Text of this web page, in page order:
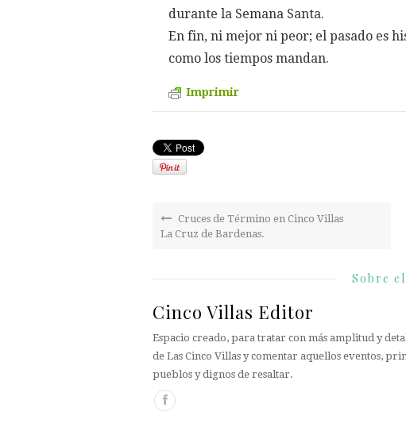
durante la Semana Santa.
En fin, ni mejor ni peor; el pasado es
como los tiempos mandan.
Imprimir
Cruces de Término en Cinco Villas
La Cruz de Bardenas.
Sobre
Cinco Villas Editor
Espacio creado, para tratar con más amplitud y
de Las Cinco Villas y comentar aquellos eventos,
pueblos y dignos de resaltar.